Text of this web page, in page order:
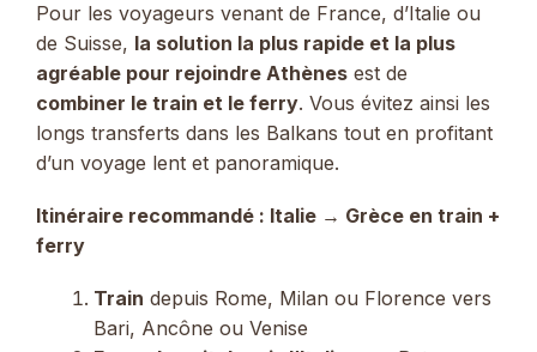
Pour les voyageurs venant de France, d’Italie ou
de Suisse, la solution la plus rapide et la plus
agréable pour rejoindre Athènes est de
combiner le train et le ferry. Vous évitez ainsi les
longs transferts dans les Balkans tout en profitant
d’un voyage lent et panoramique.
Itinéraire recommandé : Italie → Grèce en train +
ferry
Train depuis Rome, Milan ou Florence vers
Bari, Ancône ou Venise